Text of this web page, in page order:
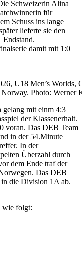
Schweizerin Alina
für
Schuss ins lange
lieferte sie den
Endstand.
damit mit 1:0
U18 Men’s Worlds,
Photo: Werner
gelang mit einm 4:3
der Klassenerhalt.
voran. Das DEB Team
in der 54.Minute
In der
Überzahl durch
dem Ende traf der
Das DEB
in die Division 1A ab.
wie folgt: